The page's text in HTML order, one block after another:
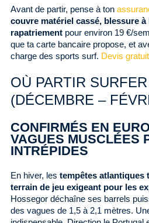
Avant de partir, pense à ton
couvre matériel cassé, blessure à
rapatriement pour environ 19 €/
que ta carte bancaire propose, et
charge des sports surf. Devis
OÙ PARTIR
(DÉCEMBRE –
CONFIRMÉS EN
VAGUES MUSCLÉES
INTRÉPIDES
En hiver, les tempêtes atlantiques
terrain de jeu exigeant pour les
Hossegor déchaîne ses barrels
des vagues de 1,5 à 2,1 mètres.